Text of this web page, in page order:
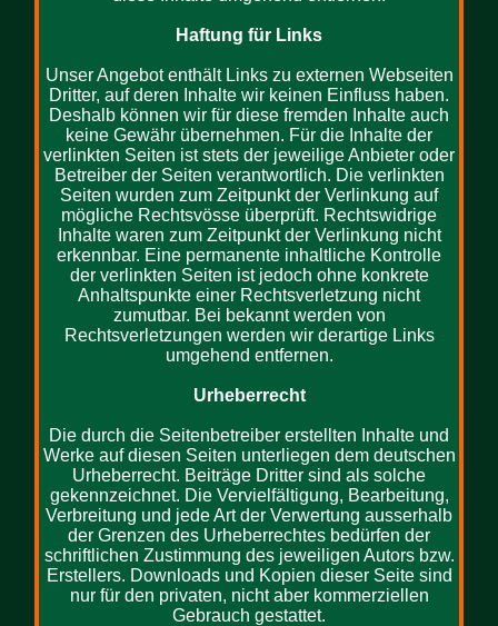
Haftung für Links
Unser Angebot enthält Links zu externen Webseiten
Dritter, auf deren Inhalte wir keinen Einfluss haben.
Deshalb können wir für diese fremden Inhalte auch
keine Gewähr übernehmen. Für die Inhalte der
verlinkten Seiten ist stets der jeweilige Anbieter oder
Betreiber der Seiten verantwortlich. Die verlinkten
Seiten wurden zum Zeitpunkt der Verlinkung auf
mögliche Rechtsvösse überprüft. Rechtswidrige
Inhalte waren zum Zeitpunkt der Verlinkung nicht
erkennbar. Eine permanente inhaltliche Kontrolle
der verlinkten Seiten ist jedoch ohne konkrete
Anhaltspunkte einer Rechtsverletzung nicht
zumutbar. Bei bekannt werden von
Rechtsverletzungen werden wir derartige Links
umgehend entfernen.
Urheberrecht
Die durch die Seitenbetreiber erstellten Inhalte und
Werke auf diesen Seiten unterliegen dem deutschen
Urheberrecht. Beiträge Dritter sind als solche
gekennzeichnet. Die Vervielfältigung, Bearbeitung,
Verbreitung und jede Art der Verwertung ausserhalb
der Grenzen des Urheberrechtes bedürfen der
schriftlichen Zustimmung des jeweiligen Autors bzw.
Erstellers. Downloads und Kopien dieser Seite sind
nur für den privaten, nicht aber kommerziellen
Gebrauch gestattet.